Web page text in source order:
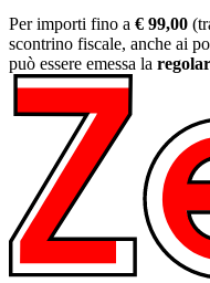
Per importi fino a € 99,00
scontrino fiscale, anche ai
può essere emessa la